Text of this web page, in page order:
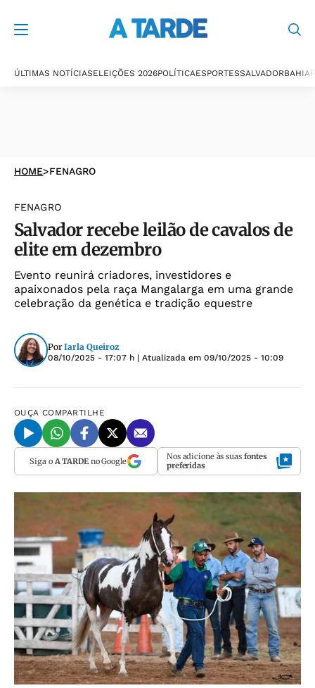
ÚLTIMAS NOTÍCIASELEIÇÕES 2026POLÍTICAESPORTESSALVADORBAHIA
HOME>FENAGRO
FENAGRO
Salvador recebe leilão de cavalos de
elite em dezembro
Evento reunirá criadores, investidores e
apaixonados pela raça Mangalarga em uma grande
celebração da genética e tradição equestre
Por Iarla Queiroz
08/10/2025 - 17:07 h | Atualizada em 09/10/2025 - 10:09
OUÇA COMPARTILHE
Siga o A TARDEno Google Nos adicione às suas fontes
preferidas